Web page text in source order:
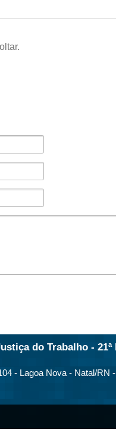
do Trabalho - 21ª
- Lagoa Nova - Natal/RN